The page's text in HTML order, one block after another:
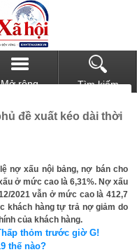
Mở rộng Tìm kiếm
đề xuất kéo dài thời
nợ xấu nội bảng, nợ bán cho
ở mức cao là 6,31%. Nợ xấu
2021 vẫn ở mức cao là 412,7
khách hàng tự trả nợ giảm do
của khách hàng.
thỏm trước giờ G!
thế nào?